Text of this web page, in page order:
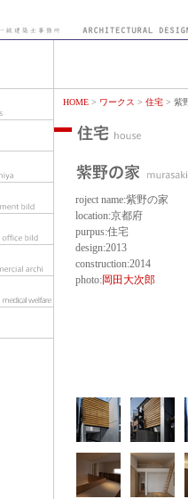
HOME > ワークス > 住宅 > 紫
roject name:紫野の家
location:京都府
purpus:住宅
design:2013
construction:2014
photo:岡田大次郎